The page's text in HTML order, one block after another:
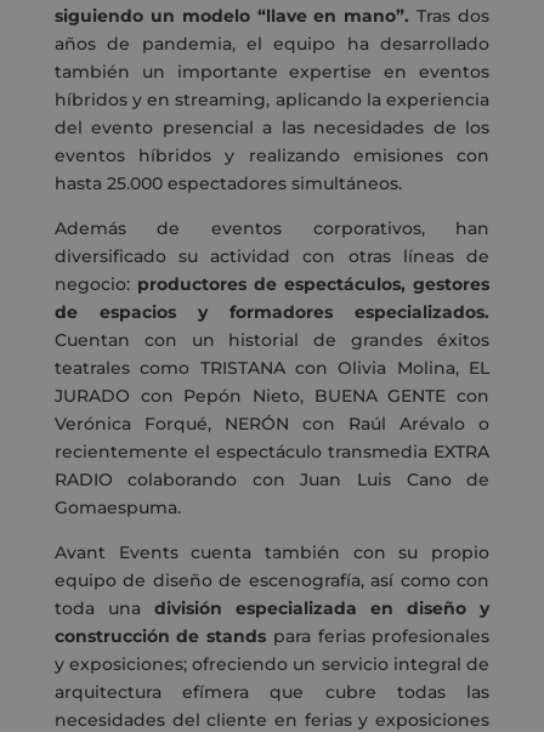
siguiendo un modelo “llave en mano”. Tras dos
años de pandemia, el equipo ha desarrollado
también un importante expertise en eventos
híbridos y en streaming, aplicando la experiencia
del evento presencial a las necesidades de los
eventos híbridos y realizando emisiones con
hasta 25.000 espectadores simultáneos.
Además de eventos corporativos, han
diversificado su actividad con otras líneas de
negocio: productores de espectáculos, gestores
de espacios y formadores especializados.
Cuentan con un historial de grandes éxitos
teatrales como TRISTANA con Olivia Molina, EL
JURADO con Pepón Nieto, BUENA GENTE con
Verónica Forqué, NERÓN con Raúl Arévalo o
recientemente el espectáculo transmedia EXTRA
RADIO colaborando con Juan Luis Cano de
Gomaespuma.
Avant Events cuenta también con su propio
equipo de diseño de escenografía, así como con
toda una división especializada en diseño y
construcción de stands para ferias profesionales
y exposiciones; ofreciendo un servicio integral de
arquitectura efímera que cubre todas las
necesidades del cliente en ferias y exposiciones